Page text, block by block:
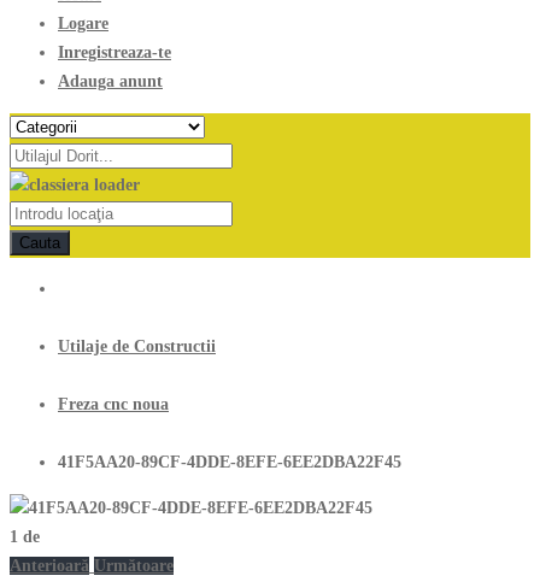
Logare
Inregistreaza-te
Adauga anunt
Cauta
Utilaje de Constructii
Freza cnc noua
41F5AA20-89CF-4DDE-8EFE-6EE2DBA22F45
1 de
Anterioară Următoare